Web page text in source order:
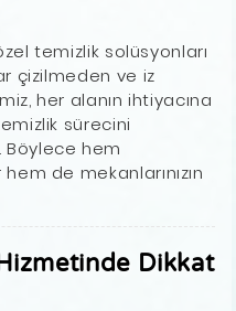
temizlik solüsyonları
çizilmeden ve iz
her alanın ihtiyacına
sürecini
hem
de mekanlarınızın
Dikkat